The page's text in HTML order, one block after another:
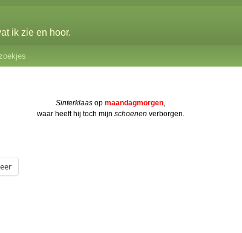
ik zie en hoor.
Sinterklaas opmaandagmorgen,
waar heeft hij toch mijn schoenen verborgen.